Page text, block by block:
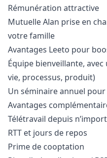
Rémunération attractive
Mutuelle Alan prise en
votre famille
Avantages Leeto pour
Équipe bienveillante,
vie, processus, produit)
Un séminaire annuel
Avantages
Télétravail depuis
RTT et jours de repos
Prime de cooptation